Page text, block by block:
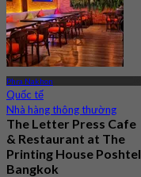
Phra Nakhon
Quốc tế
Nhà hàng thông thường
The Letter Press Cafe
& Restaurant at The
Printing House Poshtel
Bangkok